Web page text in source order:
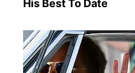
His Best To Date